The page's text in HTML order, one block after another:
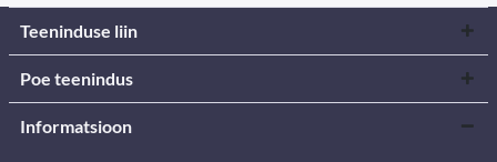
Teeninduse liin
Poe teenindus
Informatsioon